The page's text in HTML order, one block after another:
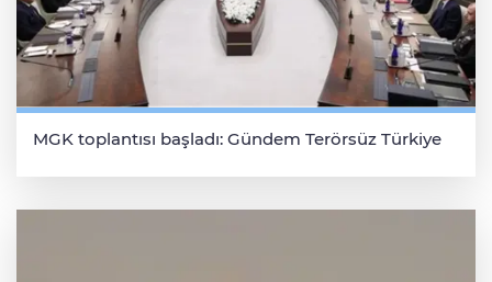
MGK toplantısı başladı: Gündem Terörsüz Türkiye